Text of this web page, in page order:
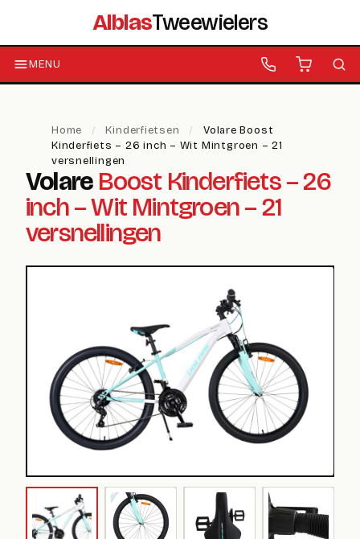
AlblasTweewielers
MENU
Home / Kinderfietsen /
Volare Boost
Kinderfiets – 26 inch – Wit Mintgroen – 21
versnellingen
Volare Boost Kinderfiets – 26
inch – Wit Mintgroen – 21
versnellingen